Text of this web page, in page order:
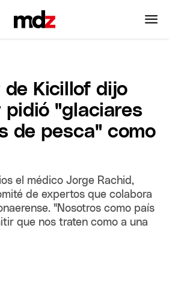
de Kicillof dijo
pidió "glaciares
de pesca" como
el médico Jorge Rachid,
de expertos que colabora
"Nosotros como país
que nos traten como a una